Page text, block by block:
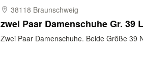
38118 Braunschweig
zwei Paar Damenschuhe Gr. 39
Zwei Paar Damenschuhe. Beide Größe 39